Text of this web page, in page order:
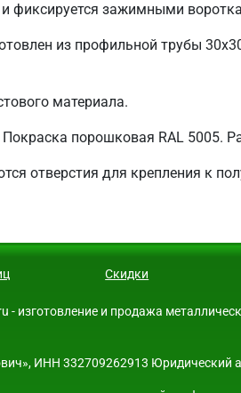
фиксируется зажимными
из профильной трубы
материала.
порошковая RAL 5005.
отверстия для крепления к
Скидки
- изготовление и продажа
ИНН 332709262913 Юридический